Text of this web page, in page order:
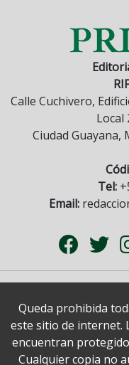
Calle Cuchivero,
Local
Ciudad Guayana,
Tel:
Email:
Queda prohibida
este sitio de internet.
encuentran
Cualquier copia no